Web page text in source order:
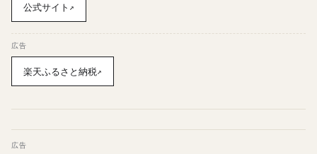
公式サイト ↗
広告
楽天ふるさと納税↗
広告